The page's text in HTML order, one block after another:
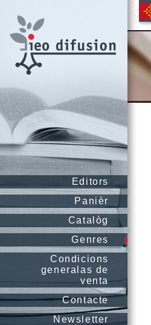
Editors
Panièr
Catalòg
Genres
Condicions
generalas de
venta
Contacte
Newsletter